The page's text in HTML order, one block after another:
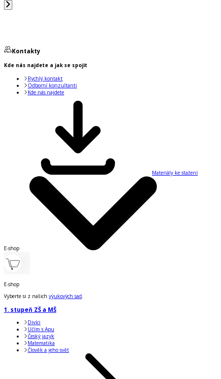
Kontakty
Kde nás najdete a jak se spojit
Rychlý kontakt
Odborní konzultanti
Kde nás najdete
Materiály ke stažení
E-shop
E-shop
Vyberte si z našich výukových sad.
1. stupeň ZŠ a MŠ
Divíci
Učím s Apu
Český jazyk
Matematika
Člověk a jeho svět